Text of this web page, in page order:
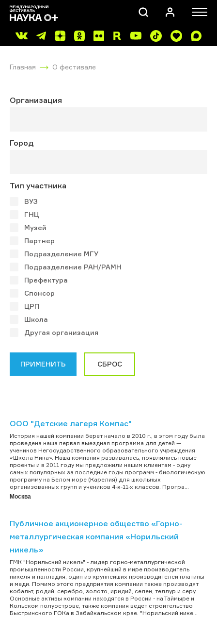
Главная О фестивале
Организация
Город
Тип участника
ВУЗ
ГНЦ
Музей
Партнер
Подразделение МГУ
Подразделение РАН/РАМН
Префектура
Спонсор
ЦРП
Школа
Другая организация
ООО "Детские лагеря Компас"
История нашей компании берет начало в 2010 г., в этом году была
проведена наша первая выездная программа для детей —
учеников Негосударственного образовательного учреждения
«Школа Ника». Наша компания развивалась, появлялись новые
проекты и в 2011 году мы предложили нашим клиентам - одну
самых популярных за последние годы программ - биологическую
программу на Белом море (Карелия) для школьных
организованных групп и учеников 4-х-11-х классов. Програ...
Москва
Публичное акционерное общество «Горно-
металлургическая компания «Норильский
никель»
ГМК "Норильский никель" - лидер горно-металлургической
промышленности России, крупнейший в мире производитель
никеля и палладия, один из крупнейших производителей платины
и меди. Помимо этого предприятия компании также производят
кобальт, родий, серебро, золото, иридий, селен, теллур и серу.
Основные активы компании находятся в России - на Таймыре и
Кольском полуострове, также компания ведет строительство
Быстринского ГОКа в Забайкальском крае. "Норильский нике...